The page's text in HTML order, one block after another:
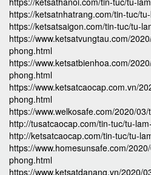
https://ketsatnhatrang.com/tin-tuc/
https://ketsatsaigon.com/tin-tuc/tu-
https://www.ketsatvungtau.com/
phong.html
https://www.ketsatbienhoa.com/
phong.html
https://www.ketsatcaocap.com.vn/
phong.html
https://www.welkosafe.com/2020/
http://tusatcaocap.com/tin-tuc/tu-
http://ketsatcaocap.com/tin-tuc/tu-
https://www.homesunsafe.com/
phong.html
https://www.ketsatdanang.vn/2020/